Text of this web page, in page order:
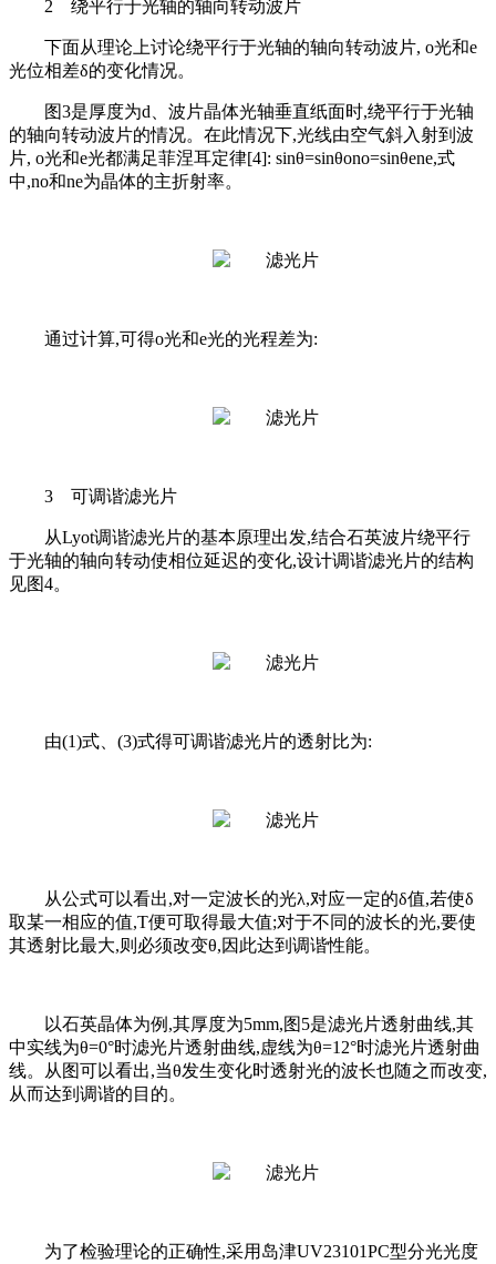
2 绕平行于光轴的轴向转动波片
下面从理论上讨论绕平行于光轴的轴向转动波片, o光和e
光位相差δ的变化情况。
图3是厚度为d、波片晶体光轴垂直纸面时,绕平行于光轴
的轴向转动波片的情况。在此情况下,光线由空气斜入射到波
片, o光和e光都满足菲涅耳定律[4]: sinθ=sinθono=sinθene,式
中,no和ne为晶体的主折射率。
通过计算,可得o光和e光的光程差为:
3 可调谐滤光片
从Lyot调谐滤光片的基本原理出发,结合石英波片绕平行
于光轴的轴向转动使相位延迟的变化,设计调谐滤光片的结构
见图4。
由(1)式、(3)式得可调谐滤光片的透射比为:
从公式可以看出,对一定波长的光λ,对应一定的δ值,若使δ
取某一相应的值,T便可取得最大值;对于不同的波长的光,要使
其透射比最大,则必须改变θ,因此达到调谐性能。
以石英晶体为例,其厚度为5mm,图5是滤光片透射曲线,其
中实线为θ=0°时滤光片透射曲线,虚线为θ=12°时滤光片透射曲
线。从图可以看出,当θ发生变化时透射光的波长也随之而改变,
从而达到调谐的目的。
为了检验理论的正确性,采用岛津UV23101PC型分光光度